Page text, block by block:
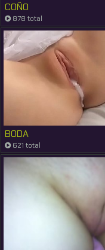
COÑO
878 total
BODA
621 total